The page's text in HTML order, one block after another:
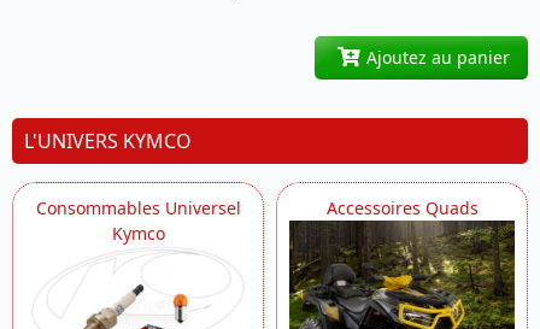
Ajoutez au panier
L'UNIVERS KYMCO
Consommables Universel
Kymco
Accessoires Quads